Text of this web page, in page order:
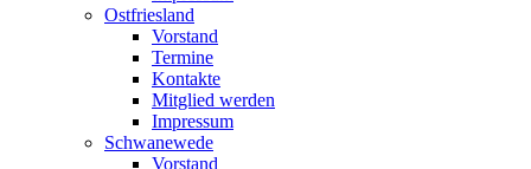
Ostfriesland
Vorstand
Termine
Kontakte
Mitglied werden
Impressum
Schwanewede
Vorstand